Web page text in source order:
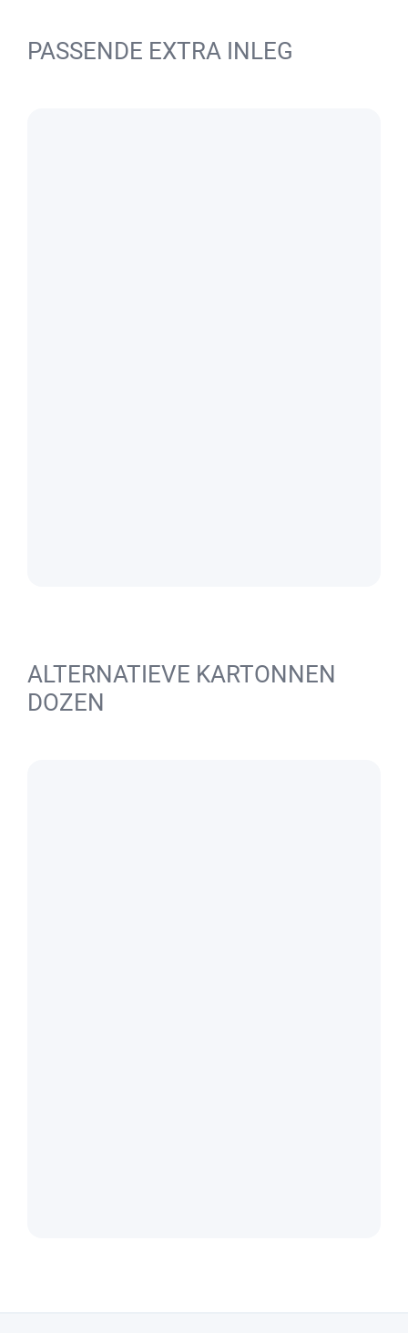
PASSENDE EXTRA INLEG
ALTERNATIEVE KARTONNEN
DOZEN